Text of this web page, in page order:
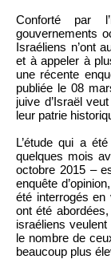
Conforté par
gouvernements
Israéliens n’ont
et à appeler à
une récente
publiée le 08
juive d’Israël
leur patrie
L’étude qui a
quelques mois
octobre 2015 –
enquête
été interrogés
ont été
israéliens
le nombre de
beaucoup plus